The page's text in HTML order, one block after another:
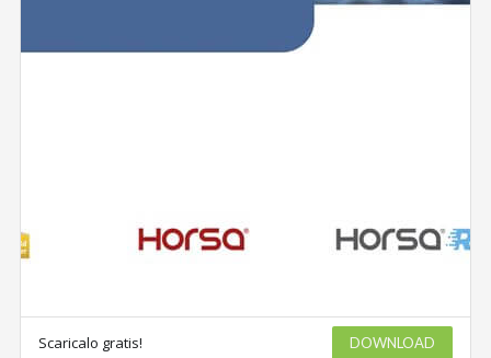
Scaricalo gratis! DOWNLOAD